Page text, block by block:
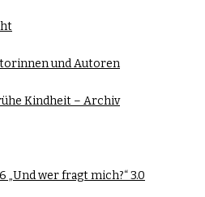
und Autoren
Kindheit – Archiv
„Und wer fragt mich?“ 3.0